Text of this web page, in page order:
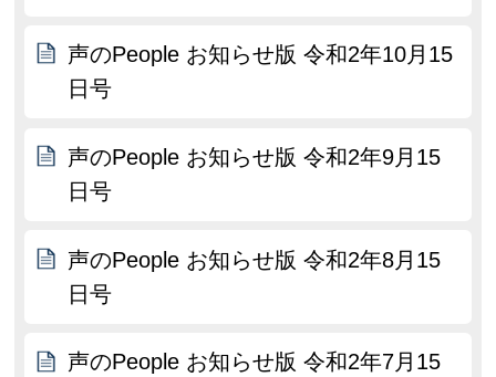
声のPeople お知らせ版 令和2年10月15
日号
声のPeople お知らせ版 令和2年9月15
日号
声のPeople お知らせ版 令和2年8月15
日号
声のPeople お知らせ版 令和2年7月15